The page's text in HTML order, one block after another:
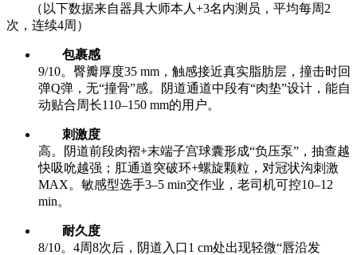
（以下数据来自器具大师本人+3名内测员，平均每周2
次，连续4周）
包裹感
9/10。臀瓣厚度35 mm，触感接近真实脂肪层，撞击时回
弹Q弹，无“撞骨”感。阴道通道中段有“肉垫”设计，能自
动贴合周长110–150 mm的用户。
刺激度
高。阴道前段肉褶+末端子宫球囊形成“负压泵”，抽查越
快吸吮越强；肛通道突破环+螺旋颗粒，对冠状沟刺激
MAX。敏感型选手3–5 min交作业，老司机可控10–12
min。
耐久度
8/10。4周8次后，阴道入口1 cm处出现轻微“唇沿发